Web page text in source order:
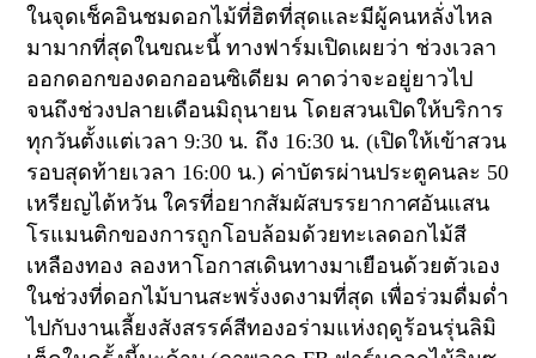
ในจุดเช็คอินชมดอกไม้ที่ฮิตที่สุดและมีผู้คนหลั่งไหล
มามากที่สุดในขณะนี้ทางฟาร์มเปิดเผยว่า ช่วงเวลา
ออกดอกของดอกออนซิเดียม คาดว่าจะอยู่ยาวไป
จนถึงช่วงปลายเดือนมิถุนายน โดยสวนเปิดให้บริการ
ทุกวันตั้งแต่เวลา9:30 น. ถึง 16:30 น. (เปิดให้เข้าสวน
รอบสุดท้ายเวลา 16:00 น.) ค่าบัตรผ่านประตูคนละ 50
เหรียญไต้หวัน ใครที่อยากสัมผัสบรรยากาศอันแสน
โรแมนติกของการถูกโอบล้อมด้วยทะเลดอกไม้สี
เหลืองทอง ลองหาโอกาสเดินทางมาเยือนด้วยตัวเอง
ในช่วงที่ดอกไม้บานสะพรั่งงดงามที่สุด เพื่อร่วมดื่มด่ำ
ไปกับงานเลี้ยงสังสรรค์สีทองอร่ามแห่งฤดูร้อนรุ่นลิมิ